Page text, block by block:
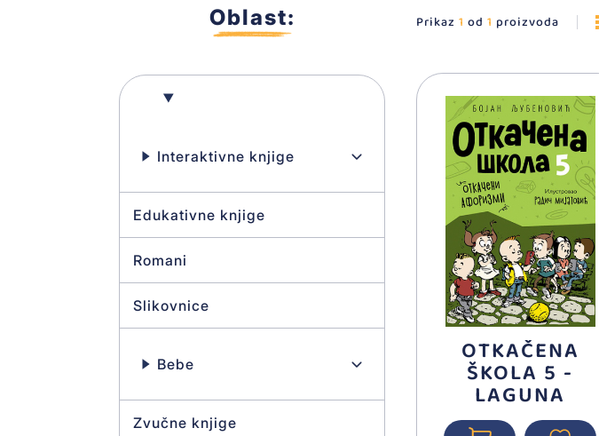
Oblast:
Interaktivne knjige
Edukativne knjige
Romani
Slikovnice
Bebe
Zvučne knjige
Prikaz1 od1 proizvoda
OTKAČENA
ŠKOLA 5 -
LAGUNA